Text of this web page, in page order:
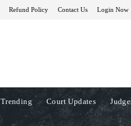
Refund Policy Contact Us Login Now
Trending Court Updates